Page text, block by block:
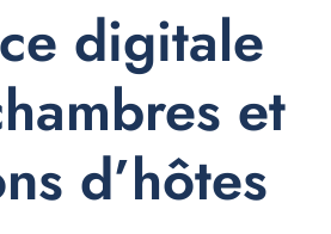
digitale
et
d’hôtes